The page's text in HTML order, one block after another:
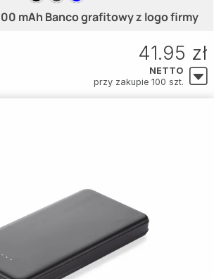
mAh Banco grafitowy z logo firmy
41.95 zł
NETTO
przy zakupie 100 szt.